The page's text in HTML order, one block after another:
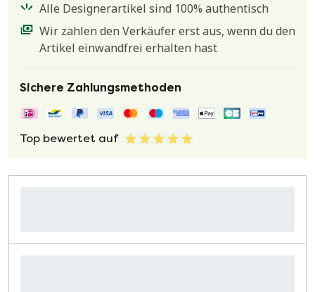
Alle Designerartikel sind 100% authentisch
Wir zahlen den Verkäufer erst aus, wenn du den
Artikel einwandfrei erhalten hast
Sichere Zahlungsmethoden
Top bewertet auf